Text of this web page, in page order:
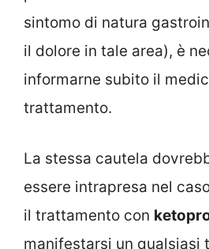
sintomo di natura
il dolore in tale area), è
informarne subito il
trattamento.
La stessa cautela
essere intrapresa nel
il trattamento con
manifestarsi un qualsiasi